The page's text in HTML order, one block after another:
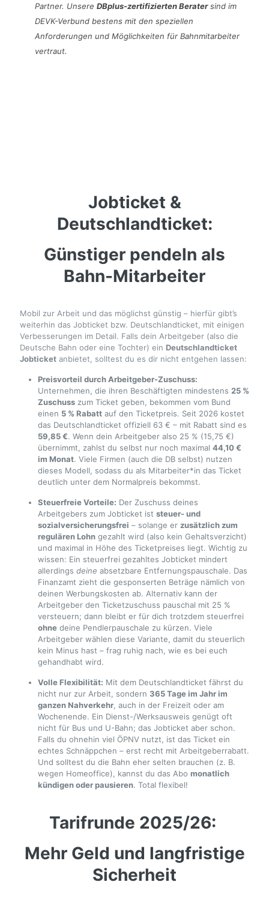
Partner. Unsere DBplus-zertifizierten Beratersind im
DEVK-Verbund bestens mit den speziellen
Anforderungen und Möglichkeiten für Bahnmitarbeiter
vertraut.
Jobticket &
Deutschlandticket:
Günstiger pendeln als
Bahn-Mitarbeiter
Mobil zur Arbeit und das möglichst günstig – hierfür gibt’s
weiterhin das Jobticket bzw. Deutschlandticket, mit einigen
Verbesserungen im Detail. Falls dein Arbeitgeber (also die
Deutsche Bahn oder eine Tochter) ein Deutschlandticket
Jobticket anbietet, solltest du es dir nicht entgehen lassen:
Preisvorteil durch Arbeitgeber-Zuschuss:
Unternehmen, die ihren Beschäftigten mindestens 25 %
Zuschuss zum Ticket geben, bekommen vom Bund
einen 5 % Rabatt auf den Ticketpreis. Seit 2026 kostet
das Deutschlandticket offiziell 63 € – mit Rabatt sind es
59,85 €. Wenn dein Arbeitgeber also 25 % (15,75 €)
übernimmt, zahlst du selbst nur noch maximal 44,10 €
im Monat. Viele Firmen (auch die DB selbst) nutzen
dieses Modell, sodass du als Mitarbeiter*in das Ticket
deutlich unter dem Normalpreis bekommst.
Steuerfreie Vorteile: Der Zuschuss deines
Arbeitgebers zum Jobticket ist steuer- und
sozialversicherungsfrei – solange er zusätzlich zum
regulären Lohn gezahlt wird (also kein Gehaltsverzicht)
und maximal in Höhe des Ticketpreises liegt. Wichtig zu
wissen: Ein steuerfrei gezahltes Jobticket mindert
allerdings deine absetzbare Entfernungspauschale. Das
Finanzamt zieht die gesponserten Beträge nämlich von
deinen Werbungskosten ab. Alternativ kann der
Arbeitgeber den Ticketzuschuss pauschal mit 25 %
versteuern; dann bleibt er für dich trotzdem steuerfrei
ohne deine Pendlerpauschale zu kürzen. Viele
Arbeitgeber wählen diese Variante, damit du steuerlich
kein Minus hast – frag ruhig nach, wie es bei euch
gehandhabt wird.
Volle Flexibilität: Mit dem Deutschlandticket fährst du
nicht nur zur Arbeit, sondern 365 Tage im Jahr im
ganzen Nahverkehr, auch in der Freizeit oder am
Wochenende. Ein Dienst-/Werksausweis genügt oft
nicht für Bus und U-Bahn; das Jobticket aber schon.
Falls du ohnehin viel ÖPNV nutzt, ist das Ticket ein
echtes Schnäppchen – erst recht mit Arbeitgeberrabatt.
Und solltest du die Bahn eher selten brauchen (z. B.
wegen Homeoffice), kannst du das Abo monatlich
kündigen oder pausieren. Total flexibel!
Tarifrunde 2025/26:
Mehr Geld und langfristige
Sicherheit